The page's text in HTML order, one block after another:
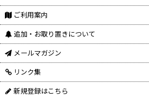
ご利用案内
追加・お取り置きについて
メールマガジン
リンク集
新規登録はこちら